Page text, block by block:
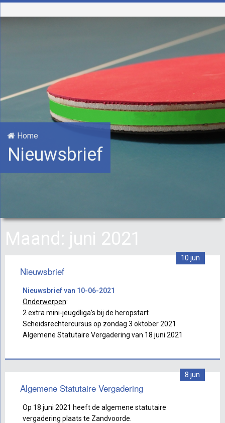
Home
Nieuwsbrief
Maand: juni 2021
Nieuwsbrief
10 jun
Nieuwsbrief van 10-06-2021
Onderwerpen:
2 extra mini-jeugdliga’s bij de heropstart
Scheidsrechtercursus op zondag 3 oktober 2021
Algemene Statutaire Vergadering van 18 juni 2021
Algemene Statutaire Vergadering
8 jun
Op 18 juni 2021 heeft de algemene statutaire
vergadering plaats te Zandvoorde.